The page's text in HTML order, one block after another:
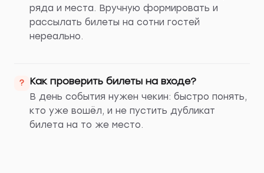
ряда и места. Вручную формировать и
рассылать билеты на сотни гостей
нереально.
? Как проверить билеты на входе?
В день события нужен чекин: быстро понять,
кто уже вошёл, и не пустить дубликат
билета на то же место.